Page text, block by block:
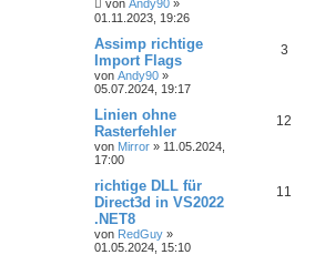
von Andy90 »
01.11.2023, 19:26
Assimp richtige
Import Flags
von Andy90 »
05.07.2024, 19:17
3
Linien ohne
Rasterfehler
von Mirror » 11.05.2024,
17:00
12
richtige DLL für
Direct3d in VS2022
.NET8
von RedGuy »
01.05.2024, 15:10
11